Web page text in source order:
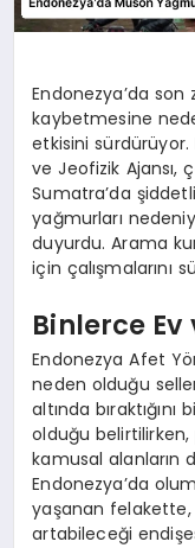
Endonezya’da son
kaybetmesine
etkisini
ve Jeofizik
Sumatra’da
yağmurları
duyurdu. Arama
için çalışmalarını
Binlerce Ev
Endonezya Afet
neden olduğu
altında
olduğu
kamusal alanların
Endonezya’da
yaşanan felakette,
artabileceği